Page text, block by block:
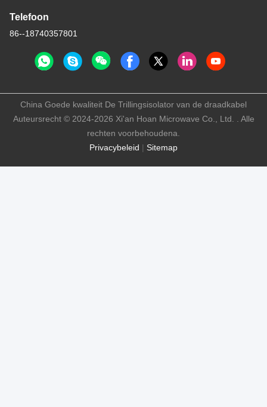
Telefoon
86--18740357801
Privacybeleid | Sitemap
China Goede kwaliteit De Trillingsisolator van de draadkabel
Auteursrecht © 2024-2026 Xi'an Hoan Microwave Co., Ltd. . Alle
rechten voorbehoudena.